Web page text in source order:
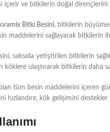
ve bitkilerin doğal dirençlerini
Bitki Besini, bitkilerin
maddelerini sağlayarak bitkilerin
saksıda yetiştirilen bitkilerin
ulaştırarak bitkilerin daha
tüm besin maddelerini içeren
kök gelişimini